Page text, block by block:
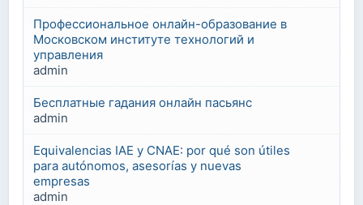
Профессиональное онлайн-образование в
Московском институте технологий и
управления
admin
Бесплатные гадания онлайн пасьянс
admin
Equivalencias IAE y CNAE: por qué son útiles
para autónomos, asesorías y nuevas
empresas
admin